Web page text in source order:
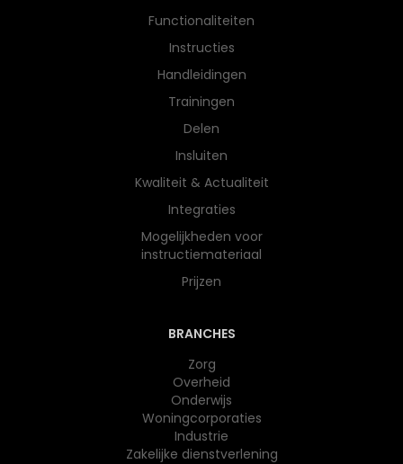
Functionaliteiten
Instructies
Handleidingen
Trainingen
Delen
Insluiten
Kwaliteit & Actualiteit
Integraties
Mogelijkheden voor
instructiemateriaal
Prijzen
BRANCHES
Zorg
Overheid
Onderwijs​
Woningcorporaties
Industrie
Zakelijke dienstverlening